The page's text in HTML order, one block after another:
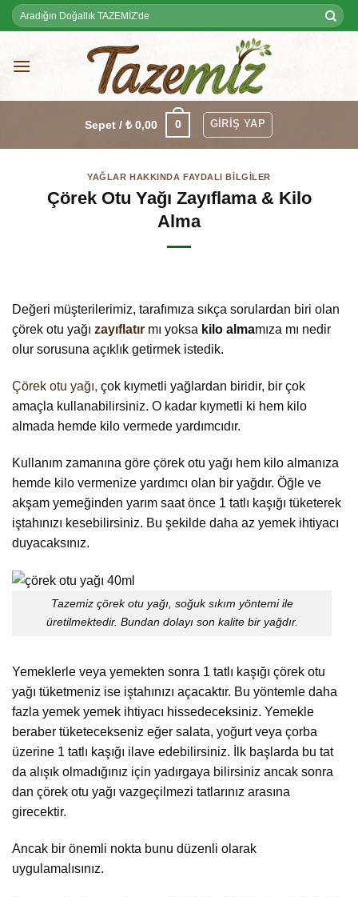
Skip
to
Ara:
Sepet / ₺0,00 0 GIRIŞ YAP
YAĞLAR HAKKINDA FAYDALI BILGILER
Çörek Otu Yağı Zayıflama & Kilo
Alma
Değeri müşterilerimiz, tarafımıza sıkça sorulardan biri olan
çörek otu yağı zayıflatır mı yoksa kilo almamıza mı nedir
olur sorusuna açıklık getirmek istedik.
Çörek otu yağı, çok kıymetli yağlardan biridir, bir çok
amaçla kullanabilirsiniz. O kadar kıymetli ki hem kilo
almada hemde kilo vermede yardımcıdır.
Kullanım zamanına göre çörek otu yağı hem kilo almanıza
hemde kilo vermenize yardımcı olan bir yağdır. Öğle ve
akşam yemeğinden yarım saat önce 1 tatlı kaşığı tüketerek
iştahınızı kesebilirsiniz. Bu şekilde daha az yemek ihtiyacı
duyacaksınız.
Tazemiz çörek otu yağı, soğuk sıkım yöntemi ile
üretilmektedir. Bundan dolayı son kalite bir yağdır.
Yemeklerle veya yemekten sonra 1 tatlı kaşığı çörek otu
yağı tüketmeniz ise iştahınızı açacaktır. Bu yöntemle daha
fazla yemek yemek ihtiyacı hissedeceksiniz. Yemekle
beraber tüketecekseniz eğer salata, yoğurt veya çorba
üzerine 1 tatlı kaşığı ilave edebilirsiniz. İlk başlarda bu tat
da alışık olmadığınız için yadırgaya bilirsiniz ancak sonra
dan çörek otu yağı vazgeçilmezi tatlarınız arasına
girecektir.
Ancak bir önemli nokta bunu düzenli olarak
uygulamalısınız.